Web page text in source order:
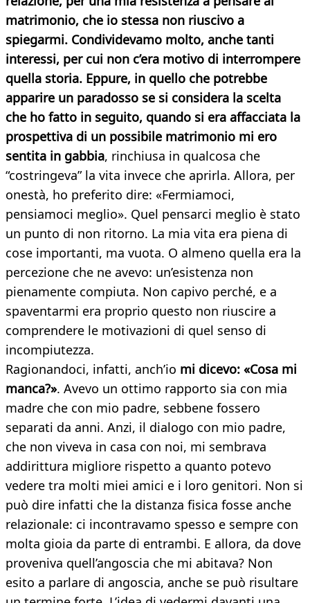
matrimonio, che io stessa non riuscivo a
spiegarmi. Condividevamo molto, anche tanti
interessi, per cui non c’era motivo di interrompere
quella storia. Eppure, in quello che potrebbe
apparire un paradosso se si considera la scelta
che ho fatto in seguito, quando si era affacciata la
prospettiva di un possibile matrimonio mi ero
sentita in gabbia, rinchiusa in qualcosa che
“costringeva” la vita invece che aprirla. Allora, per
onestà, ho preferito dire: «Fermiamoci,
pensiamoci meglio». Quel pensarci meglio è stato
un punto di non ritorno. La mia vita era piena di
cose importanti, ma vuota. O almeno quella era la
percezione che ne avevo: un’esistenza non
pienamente compiuta. Non capivo perché, e a
spaventarmi era proprio questo non riuscire a
comprendere le motivazioni di quel senso di
incompiutezza.
Ragionandoci, infatti, anch’io mi dicevo: «Cosa mi
manca?». Avevo un ottimo rapporto sia con mia
madre che con mio padre, sebbene fossero
separati da anni. Anzi, il dialogo con mio padre,
che non viveva in casa con noi, mi sembrava
addirittura migliore rispetto a quanto potevo
vedere tra molti miei amici e i loro genitori. Non si
può dire infatti che la distanza fisica fosse anche
relazionale: ci incontravamo spesso e sempre con
molta gioia da parte di entrambi. E allora, da dove
proveniva quell’angoscia che mi abitava? Non
esito a parlare di angoscia, anche se può risultare